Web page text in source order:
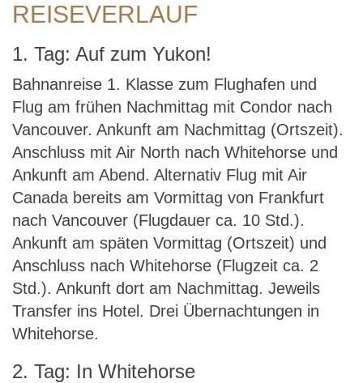
REISEVERLAUF
1. Tag: Auf zum Yukon!
Bahnanreise 1. Klasse zum Flughafen und
Flug am frühen Nachmittag mit Condor nach
Vancouver. Ankunft am Nachmittag (Ortszeit).
Anschluss mit Air North nach Whitehorse und
Ankunft am Abend. Alternativ Flug mit Air
Canada bereits am Vormittag von Frankfurt
nach Vancouver (Flugdauer ca. 10 Std.).
Ankunft am späten Vormittag (Ortszeit) und
Anschluss nach Whitehorse (Flugzeit ca. 2
Std.). Ankunft dort am Nachmittag. Jeweils
Transfer ins Hotel. Drei Übernachtungen in
Whitehorse.
2. Tag: In Whitehorse